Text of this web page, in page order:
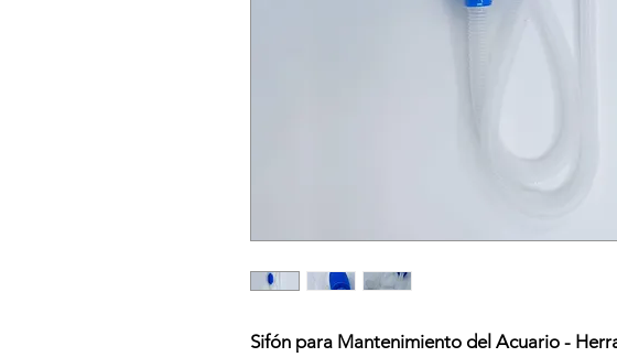
Sifón para Mantenimiento del Acuario -